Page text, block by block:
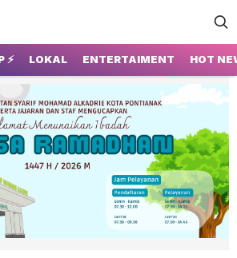
Terupdate Pontianak
⚡ LOKAL ENTERTAIMENT HOT